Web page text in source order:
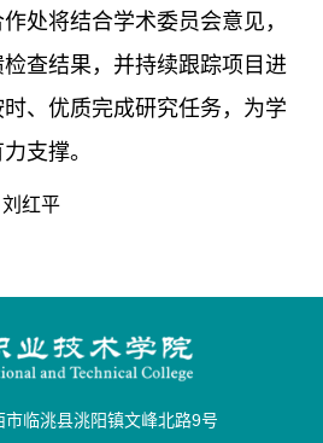
作处将结合学术委员会意见，
查结果，并持续跟踪项目进
、优质完成研究任务，为学
支撑。
红平
市临洮县洮阳镇文峰北路9号